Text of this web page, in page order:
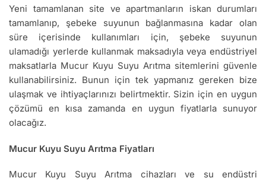
Yeni tamamlanan site ve apartmanların iskan durumları
tamamlanıp, şebeke suyunun bağlanmasına kadar olan
süre içerisinde kullanımları için, şebeke suyunun
ulamadığı yerlerde kullanmak maksadıyla veya endüstriyel
maksatlarla Mucur Kuyu Suyu Arıtma sitemlerini güvenle
kullanabilirsiniz. Bunun için tek yapmanız gereken bize
ulaşmak ve ihtiyaçlarınızı belirtmektir. Sizin için en uygun
çözümü en kısa zamanda en uygun fiyatlarla sunuyor
olacağız.
Mucur Kuyu Suyu Arıtma Fiyatları
Mucur Kuyu Suyu Arıtma cihazları ve su endüstri